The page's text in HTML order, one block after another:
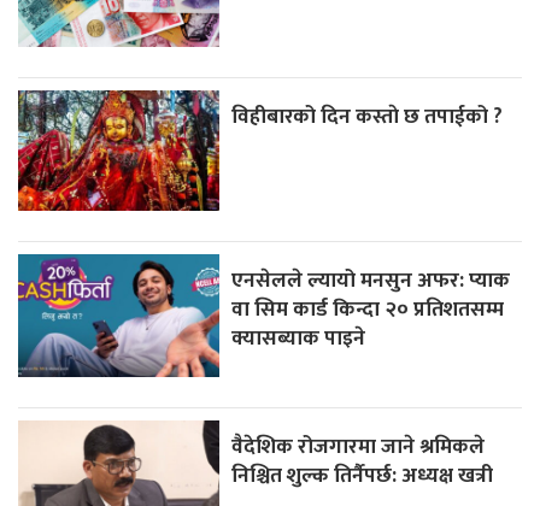
विहीबारको दिन कस्ताे छ तपाईको ?
एनसेलले ल्यायो मनसुन अफर: प्याक
वा सिम कार्ड किन्दा २० प्रतिशतसम्म
क्यासब्याक पाइने
वैदेशिक रोजगारमा जाने श्रमिकले
निश्चित शुल्क तिर्नैपर्छ: अध्यक्ष खत्री